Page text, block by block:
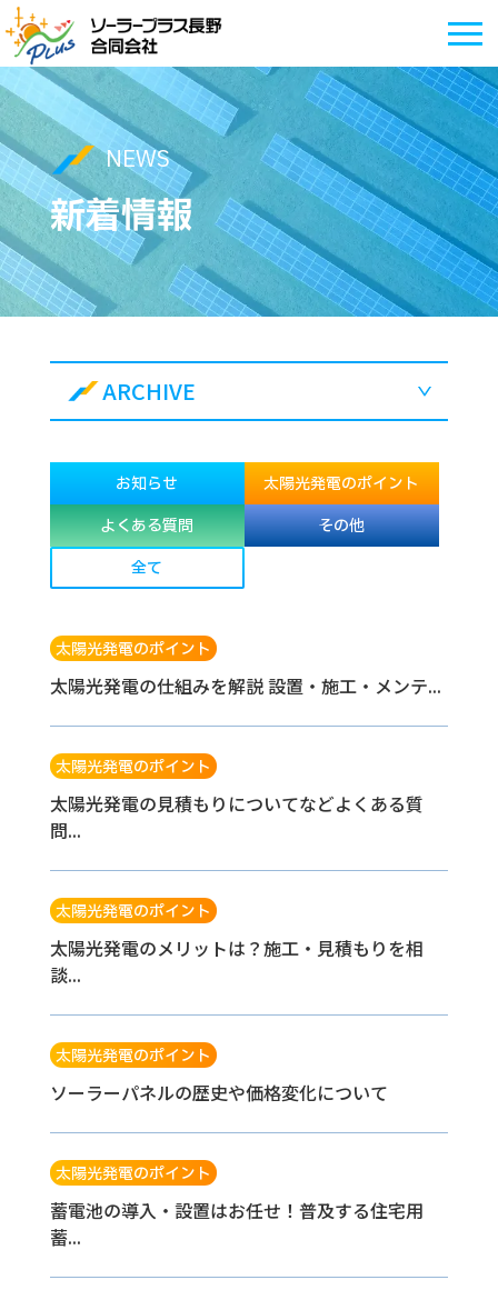
NEWS
新着情報
ARCHIVE
お知らせ
太陽光発電のポイント
よくある質問
その他
全て
太陽光発電のポイント
太陽光発電の仕組みを解説 設置・施工・メンテ...
太陽光発電のポイント
太陽光発電の見積もりについてなどよくある質
問...
太陽光発電のポイント
太陽光発電のメリットは？施工・見積もりを相
談...
太陽光発電のポイント
ソーラーパネルの歴史や価格変化について
太陽光発電のポイント
蓄電池の導入・設置はお任せ！普及する住宅用
蓄...